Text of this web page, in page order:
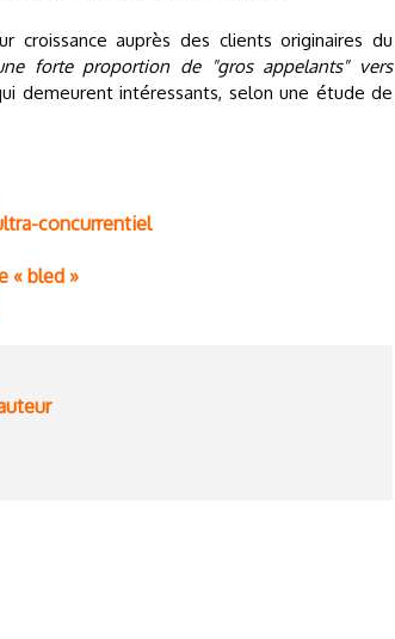
croissance auprès des clients originaires du
forte proportion de "gros appelants" vers
demeurent intéressants, selon une étude de
concurrentiel
« bled »